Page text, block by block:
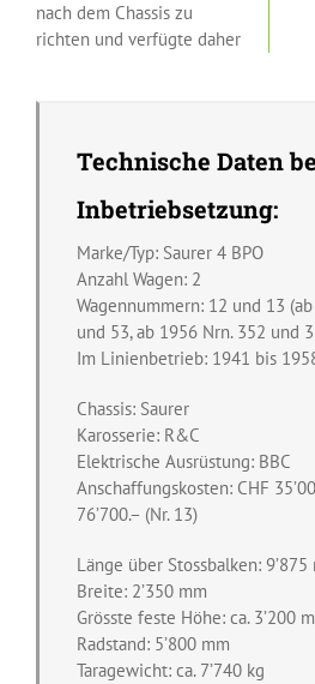
nach dem Chassis zu
richten und verfügte daher
Technische Daten
Inbetriebsetzung:
Marke/Typ: Saurer 4 BPO
Anzahl Wagen: 2
Wagennummern: 12 und 13
und 53, ab 1956 Nrn. 352 und
Im Linienbetrieb: 1941 bis
Chassis: Saurer
Karosserie: R&C
Elektrische Ausrüstung: BBC
Anschaffungskosten: CHF
76’700.– (Nr. 13)
Länge über Stossbalken: 9’875
Breite: 2’350 mm
Grösste feste Höhe: ca. 3’200
Radstand: 5’800 mm
Taragewicht: ca. 7’740 kg